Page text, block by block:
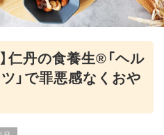
仁丹の食養生®「ヘル
」で罪悪感なくおや